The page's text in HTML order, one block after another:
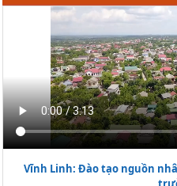
Vĩnh Linh: Đào tạo nguồn